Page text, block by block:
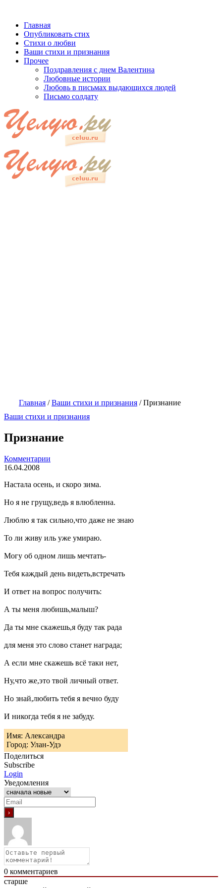
Главная
Опубликовать стих
Стихи о любви
Ваши стихи и признания
Прочее
Поздравления с днем Валентина
Любовные истории
Любовь в письмах выдающихся людей
Письмо солдату
Главная /Ваши стихи и признания /Признание
Ваши стихи и признания
Признание
Комментарии
16.04.2008
Настала осень, и скоро зима.
Но я не грущу,ведь я влюбленна.
Люблю я так сильно,что даже не знаю
То ли живу иль уже умираю.
Могу об одном лишь мечтать-
Тебя каждый день видеть,встречать
И ответ на вопрос получить:
А ты меня любишь,малыш?
Да ты мне скажешь,я буду так рада
для меня это слово станет награда;
А если мне скажешь всё таки нет,
Ну,что же,это твой личный ответ.
Но знай,любить тебя я вечно буду
И никогда тебя я не забуду.
Имя: Александра
Город: Улан-Удэ
Поделиться
Subscribe
Login
Уведомления
0 комментариев
старше